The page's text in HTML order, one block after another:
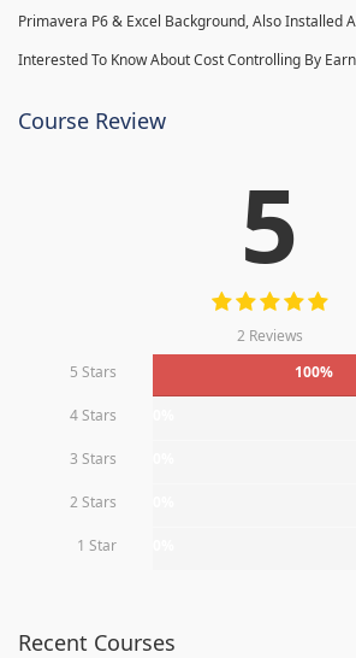
Primavera P6 & Excel Background, Also Installed
Interested To Know About Cost Controlling By
Course Review
5
2 Reviews
5 Stars
100%
4 Stars
3 Stars
2 Stars
1 Star
Recent Courses